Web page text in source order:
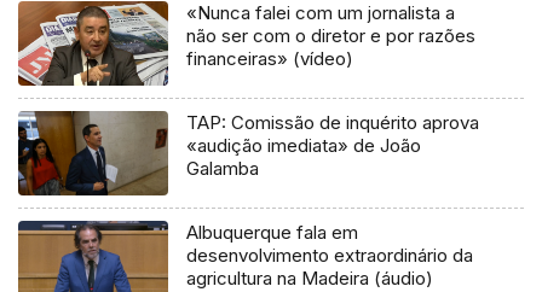
«Nunca falei com um jornalista a
não ser com o diretor e por razões
financeiras» (vídeo)
TAP: Comissão de inquérito aprova
«audição imediata» de João
Galamba
Albuquerque fala em
desenvolvimento extraordinário da
agricultura na Madeira (áudio)